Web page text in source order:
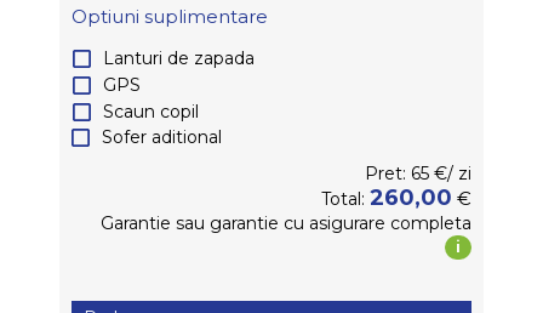
Optiuni suplimentare
Lanturi de zapada
GPS
Scaun copil
Sofer aditional
Pret: 65 €/ zi
Total: 260,00 €
Garantie sau garantie cu asigurare completa
i